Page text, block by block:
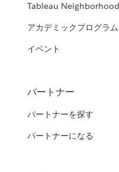
Tableau Neighborhood
アカデミックプログラム
イベント
パートナー
パートナーを探す
パートナーになる